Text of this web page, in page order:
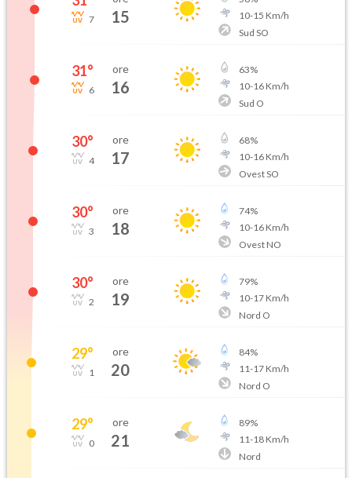
7 15
10-15 Km/h
Sud SO
31°
6
ore
16
63%
10-16Km/h
Sud O
30°
4
ore
17
68%
10-16Km/h
Ovest SO
30°
3
ore
18
74%
10-16Km/h
Ovest NO
30°
2
ore
19
79%
10-17Km/h
Nord O
29°
1
ore
20
84%
11-17Km/h
Nord O
29°
0
ore
21
89%
11-18Km/h
Nord